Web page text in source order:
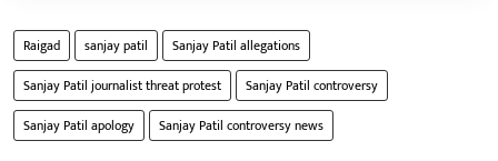
Raigad sanjay patil
Sanjay Patil allegations
Sanjay Patil journalist threat protest
Sanjay Patil controversy
Sanjay Patil apology
Sanjay Patil controversy news